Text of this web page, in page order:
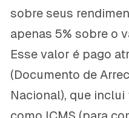
sobre seus
apenas 5% sobre o
Esse valor é pago
(Documento de
Nacional), que